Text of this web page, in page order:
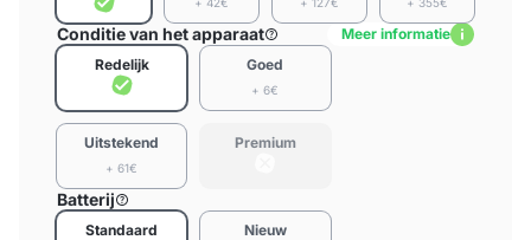
Conditie van het apparaat
Meer informatie
Redelijk
Goed
+ 6€
Uitstekend
+ 61€
Premium
Batterij
Standaard Nieuw